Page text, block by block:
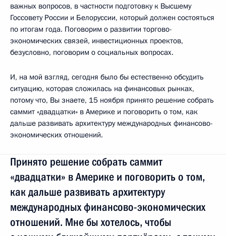
важных вопросов, в частности подготовку к Высшему
Госсовету России и Белоруссии, который должен состояться
по итогам года. Поговорим о развитии торгово-
экономических связей, инвестиционных проектов,
безусловно, поговорим о социальных вопросах.
И, на мой взгляд, сегодня было бы естественно обсудить
ситуацию, которая сложилась на финансовых рынках,
потому что, Вы знаете, 15 ноября принято решение собрать
саммит «двадцатки» в Америке и поговорить о том, как
дальше развивать архитектуру международных финансово-
экономических отношений.
Принято решение собрать саммит
«двадцатки» в Америке и поговорить о том,
как дальше развивать архитектуру
международных финансово-экономических
отношений. Мне бы хотелось, чтобы